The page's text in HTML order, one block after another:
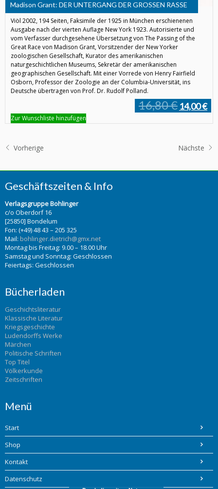
Madison Grant: DER UNTERGANG DER GROSSEN RASSE
Viöl 2002, 194 Seiten, Faksimile der 1925 in München erschienenen
Ausgabe nach der vierten Auflage New York 1923. Autorisierte und
vom Verfasser durchgesehene Übersetzung von The Passing of the
Great Race von Madison Grant, Vorsitzender der New Yorker
zoologischen Gesellschaft, Kurator des amerikanischen
naturgeschichtlichen Museums, Sekretär der amerikanischen
geographischen Gesellschaft. Mit einer Vorrede von Henry Fairfield
Osborn, Professor der Zoologie an der Columbia-Universität, ins
Deutsche übertragen von Prof. Dr. Rudolf Polland.
16,80 € 14,00 €
Zur Wunschliste hinzufügen
Vorherige Nächste
Geschäftszeiten & Info
Verlagsgruppe Bohlinger
c/o Oberdorf 16
[25850] Bondelum
Fon: (+49) 48 43 – 205 325
Mail: bohlinger.dietrich@gmx.net
Montag bis Freitag: 9.00 – 18.00 Uhr
Samstag und Sonntag: Geschlossen
Feiertags: Geschlossen
Bücherladen
Geschichtsliteratur
Klassische Literatur
Kriegsgeschichte
Ludendorffs Werke
Märchen
Politische Schriften
Top Titel
Völkerkunde
Zeitschriften
Menü
Start
Shop
Kontakt
Datenschutz